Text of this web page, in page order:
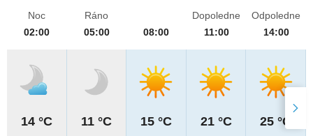
Noc
02:00
14 °C
Ráno
05:00
11 °C
08:00
15 °C
Dopoledne
11:00
21 °C
Odpoledne
14:00
25 °C